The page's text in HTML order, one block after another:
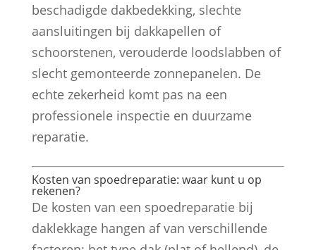
beschadigde dakbedekking, slechte
aansluitingen bij dakkapellen of
schoorstenen, verouderde loodslabben of
slecht gemonteerde zonnepanelen. De
echte zekerheid komt pas na een
professionele inspectie en duurzame
reparatie.
Kosten van spoedreparatie: waar kunt u op
rekenen?
De kosten van een spoedreparatie bij
daklekkage hangen af van verschillende